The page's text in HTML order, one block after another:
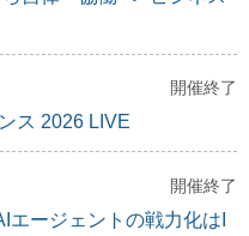
開催終了
ス 2026 LIVE
開催終了
エージェントの戦力化はI